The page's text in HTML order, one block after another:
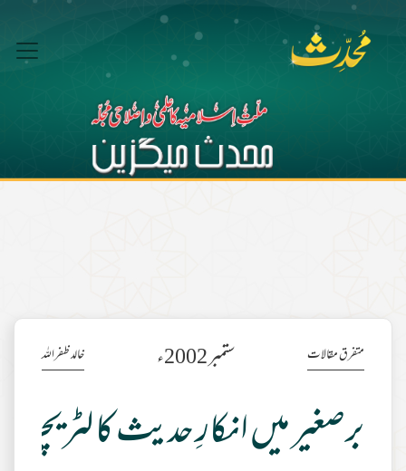
متفرق مقالات ستمبر 2002ء خالد ظفراللہ
برصغیر میں انکارِ حدیث کا لٹریچر